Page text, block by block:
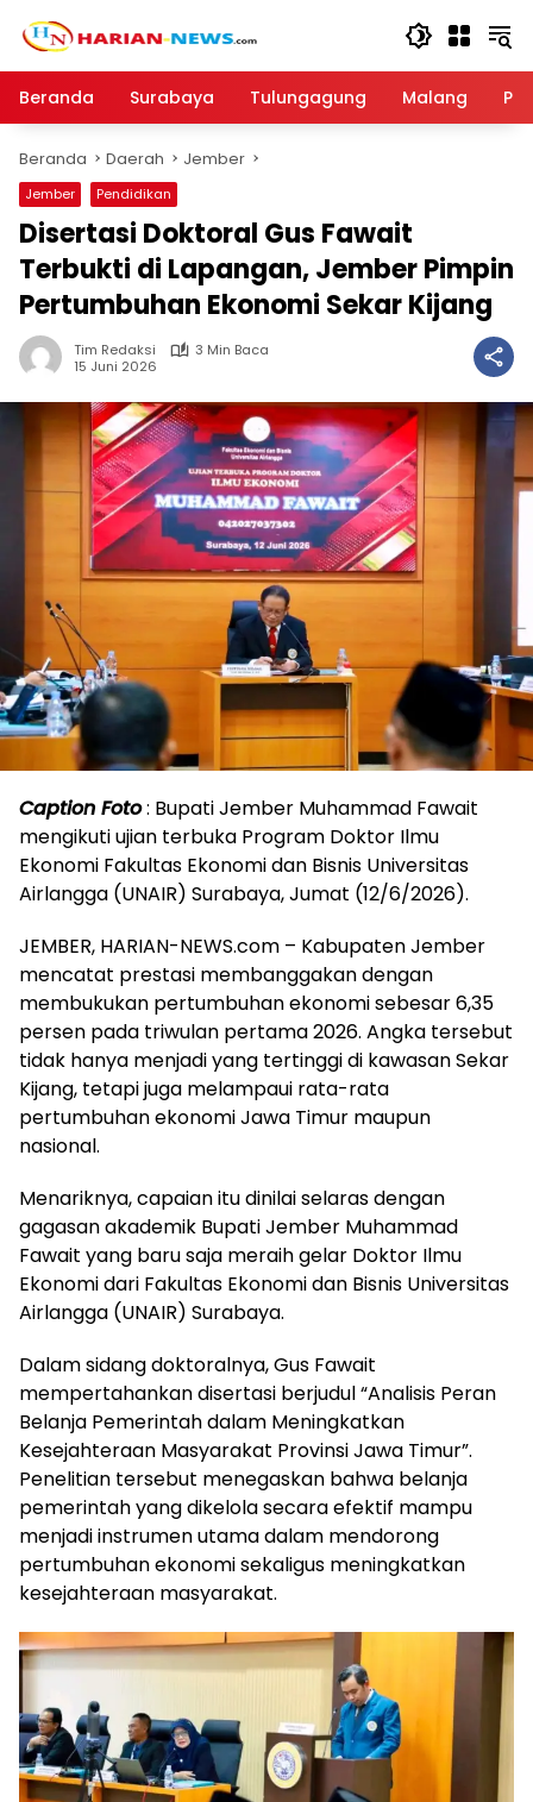
Beranda
Surabaya Tulungagung Malang
Beranda Daerah Jember
Jember Pendidikan
Disertasi Doktoral Gus Fawait
Terbukti di Lapangan, Jember Pimpin
Pertumbuhan Ekonomi Sekar Kijang
Tim Redaksi
3 Min Baca
15 Juni 2026
Caption Foto: Bupati Jember Muhammad Fawait
mengikuti ujian terbuka Program Doktor Ilmu
Ekonomi Fakultas Ekonomi dan Bisnis Universitas
Airlangga (UNAIR) Surabaya, Jumat (12/6/2026).
JEMBER, HARIAN-NEWS.com – Kabupaten Jember
mencatat prestasi membanggakan dengan
membukukan pertumbuhan ekonomi sebesar 6,35
persen pada triwulan pertama 2026. Angka tersebut
tidak hanya menjadi yang tertinggi di kawasan Sekar
Kijang, tetapi juga melampaui rata-rata
pertumbuhan ekonomi Jawa Timur maupun
nasional.
Menariknya, capaian itu dinilai selaras dengan
gagasan akademik Bupati Jember Muhammad
Fawait yang baru saja meraih gelar Doktor Ilmu
Ekonomi dari Fakultas Ekonomi dan Bisnis Universitas
Airlangga (UNAIR) Surabaya.
Dalam sidang doktoralnya, Gus Fawait
mempertahankan disertasi berjudul “Analisis Peran
Belanja Pemerintah dalam Meningkatkan
Kesejahteraan Masyarakat Provinsi Jawa Timur”.
Penelitian tersebut menegaskan bahwa belanja
pemerintah yang dikelola secara efektif mampu
menjadi instrumen utama dalam mendorong
pertumbuhan ekonomi sekaligus meningkatkan
kesejahteraan masyarakat.